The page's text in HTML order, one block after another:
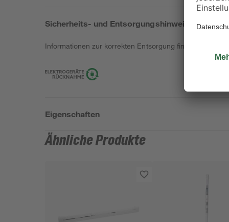
Sicherheits- und Entsorgungshinweise
Informationen zur korrekten Entsorgung findest du
Eigenschaften
Ähnliche Produkte